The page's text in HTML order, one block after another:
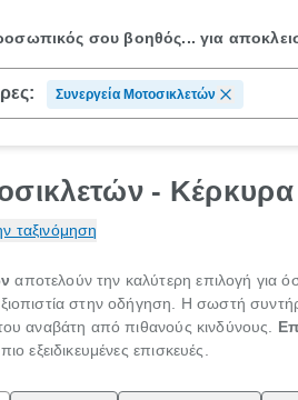
σου βοηθός...για
Συνεργεία Μοτοσικλετών
-
ταξινόμηση
αποτελούν την καλύτερη επιλογή για
στην οδήγηση. Η σωστή
αναβάτη από πιθανούς κινδύνους.
εξειδικευμένες επισκευές.